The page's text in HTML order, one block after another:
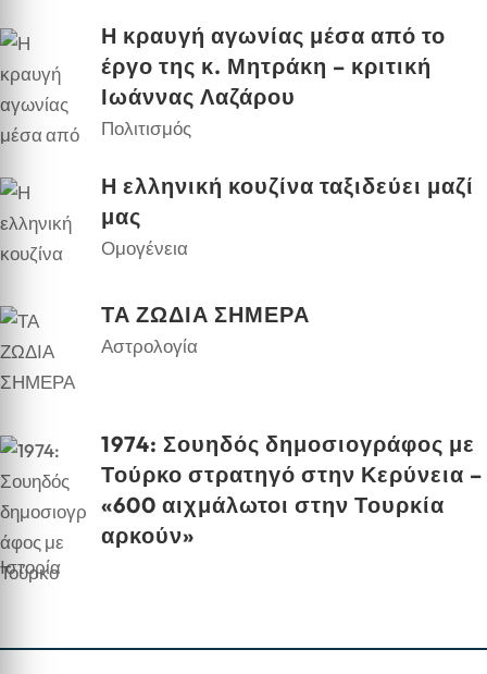
Η κραυγή αγωνίας μέσα από το
έργο της κ. Μητράκη – κριτική
Ιωάννας Λαζάρου
Πολιτισμός
Η ελληνική κουζίνα ταξιδεύει μαζί
μας
Ομογένεια
ΤΑ ΖΩΔΙΑ ΣΗΜΕΡΑ
Αστρολογία
1974: Σουηδός δημοσιογράφος με
Τούρκο στρατηγό στην Κερύνεια –
«600 αιχμάλωτοι στην Τουρκία
αρκούν»
Ιστορία